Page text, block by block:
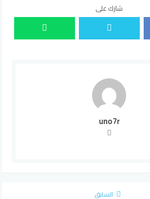
شارك على
uno7r
السابق